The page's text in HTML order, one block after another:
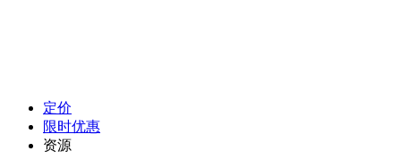
定价
限时优惠
资源